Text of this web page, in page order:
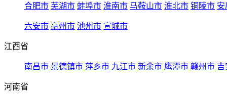
合肥市 芜湖市 蚌埠市 淮南市 马鞍山市 淮北市 铜陵市 安
六安市 亳州市 池州市 宣城市
江西省
南昌市 景德镇市 萍乡市 九江市 新余市 鹰潭市 赣州市 吉
河南省